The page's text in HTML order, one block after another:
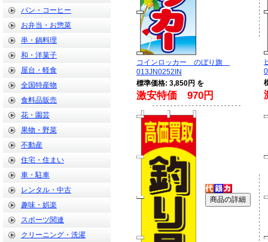
パン・コーヒー
お弁当・お惣菜
串・鍋料理
和・洋菓子
屋台・軽食
全国特産物
食料品販売
花・園芸
果物・野菜
不動産
住宅・住まい
車・駐車
レンタル・中古
趣味・娯楽
スポーツ関連
クリーニング・洗濯
コインロッカー のぼり旗
013JN0252IN
標準価格: 3,850円 を
激安特価 970円